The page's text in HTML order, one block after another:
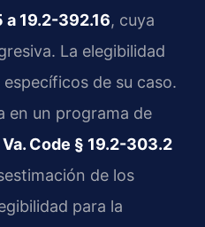
a 19.2-392.16, cuya
La elegibilidad
de su caso.
en un programa de
Va. Code § 19.2-303.2
de los
para la